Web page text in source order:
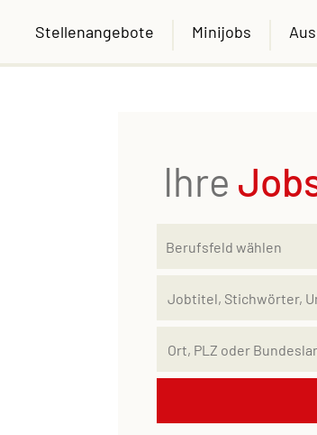
Stellenangebote Minijobs
Ihre